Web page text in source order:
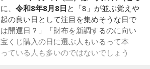
か……我慢しすぎ度45％
なた。裏を返せば、自分の意見に「言
かな」と、自信を持てずにいるのかも
あなたの考えには、ちゃんと意味があ
て、まずは思ったことを口にする練習
、 令和8年8月8日 と「8」が並ぶ覚えや
の良い日として注目を集めそうな日で
開運日？」「財布を新調するのに向い
くじ購入の日に選ぶ人もいるって本
ている人も多いのではないでしょう